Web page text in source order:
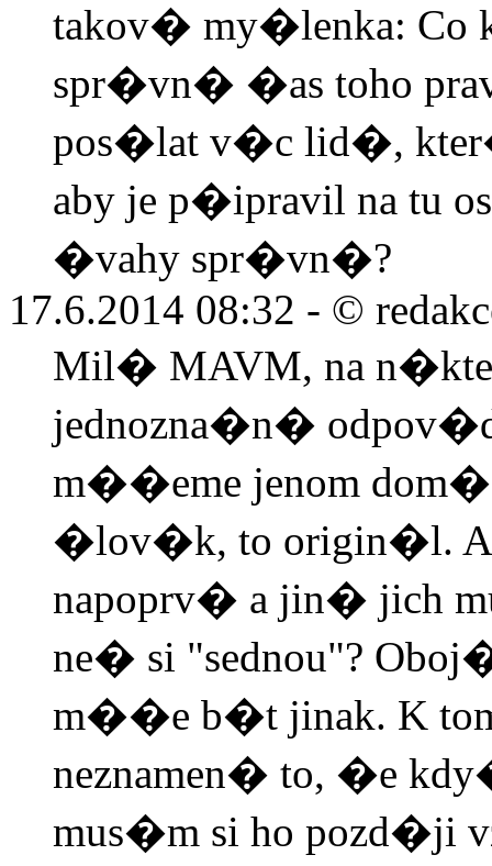
takov� my�lenka:
spr�vn� �as toho
pos�lat v�c lid�,
aby je p�ipravil na tu
�vahy spr�vn�?
17.6.2014 08:32 - ©
Mil� MAVM, na
jednozna�n�
m��eme jenom
�lov�k, to origin�l. A
napoprv� a jin� jich
ne� si "sednou"?
m��e b�t jinak. K
neznamen� to, �e
mus�m si ho pozd�ji